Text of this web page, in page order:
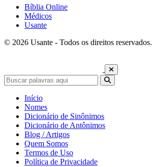
Bíblia Online
Médicos
Usante
© 2026 Usante - Todos os direitos reservados.
Início
Nomes
Dicionário de Sinônimos
Dicionário de Antônimos
Blog / Artigos
Quem Somos
Termos de Uso
Política de Privacidade